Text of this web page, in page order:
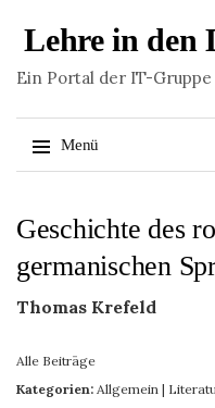
Lehre in den
Ein Portal der IT-
Menü
zum
Geschichte des
germanischen
Thomas Krefeld
Alle Beiträge
Kategorien: Allgemein |